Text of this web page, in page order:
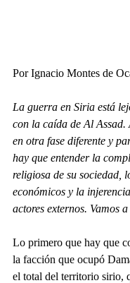
Por Ignacio Montes de
La guerra en Siria está
con la caída de Al
en otra fase diferente y
hay que entender la
religiosa de su sociedad,
económicos y la
actores externos. Vamos
Lo primero que hay que
la facción que ocupó
el total del territorio sirio,